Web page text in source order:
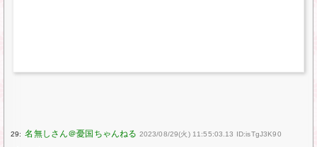
29: 2023/08/29(火) 11:55:03.13 ID:isTgJ3K90